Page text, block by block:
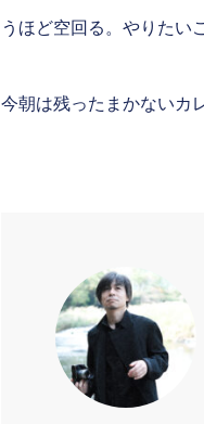
うほど空回る。やりたい
今朝は残ったまかないカ